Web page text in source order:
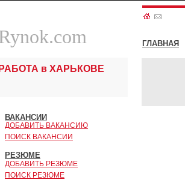
ГЛАВНАЯ
РАБОТА в ХАРЬКОВЕ
ВАКАНСИИ
ДОБАВИТЬ ВАКАНСИЮ
ПОИСК ВАКАНСИИ
РЕЗЮМЕ
ДОБАВИТЬ РЕЗЮМЕ
ПОИСК РЕЗЮМЕ